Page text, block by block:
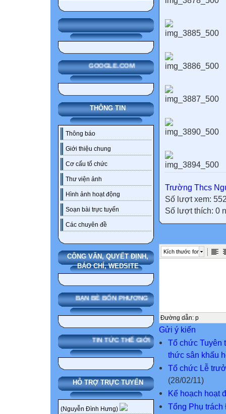
GOOGLE.COM
THÔNG TIN
Thông báo
Giới thiệu chung
Cơ cấu tổ chức
Thư viện ảnh
Hình ảnh hoạt động
Soạn bài trực tuyến
Các chuyên đề
CÔNG VĂN, QUYẾT ĐỊNH,
BÁO CHÍ, WEDSITE
BẠN BÈ BỐN PHƯƠNG
TIN TỨC THẾ GIỚI
HỖ TRỢ TRỰC TUYẾN
(Nguyễn Đình Hưng)
Trường Thcs
Số lượt xem:
Số lượt thích: 0
Kích thước font
Đường dẫn: p
Gửi ý kiến
Tổ chức Tuyên
thức sân khấu
Tổ chức Lễ
(28/02/11)
Kế hoạch hoạt
Tổng Phụ trách